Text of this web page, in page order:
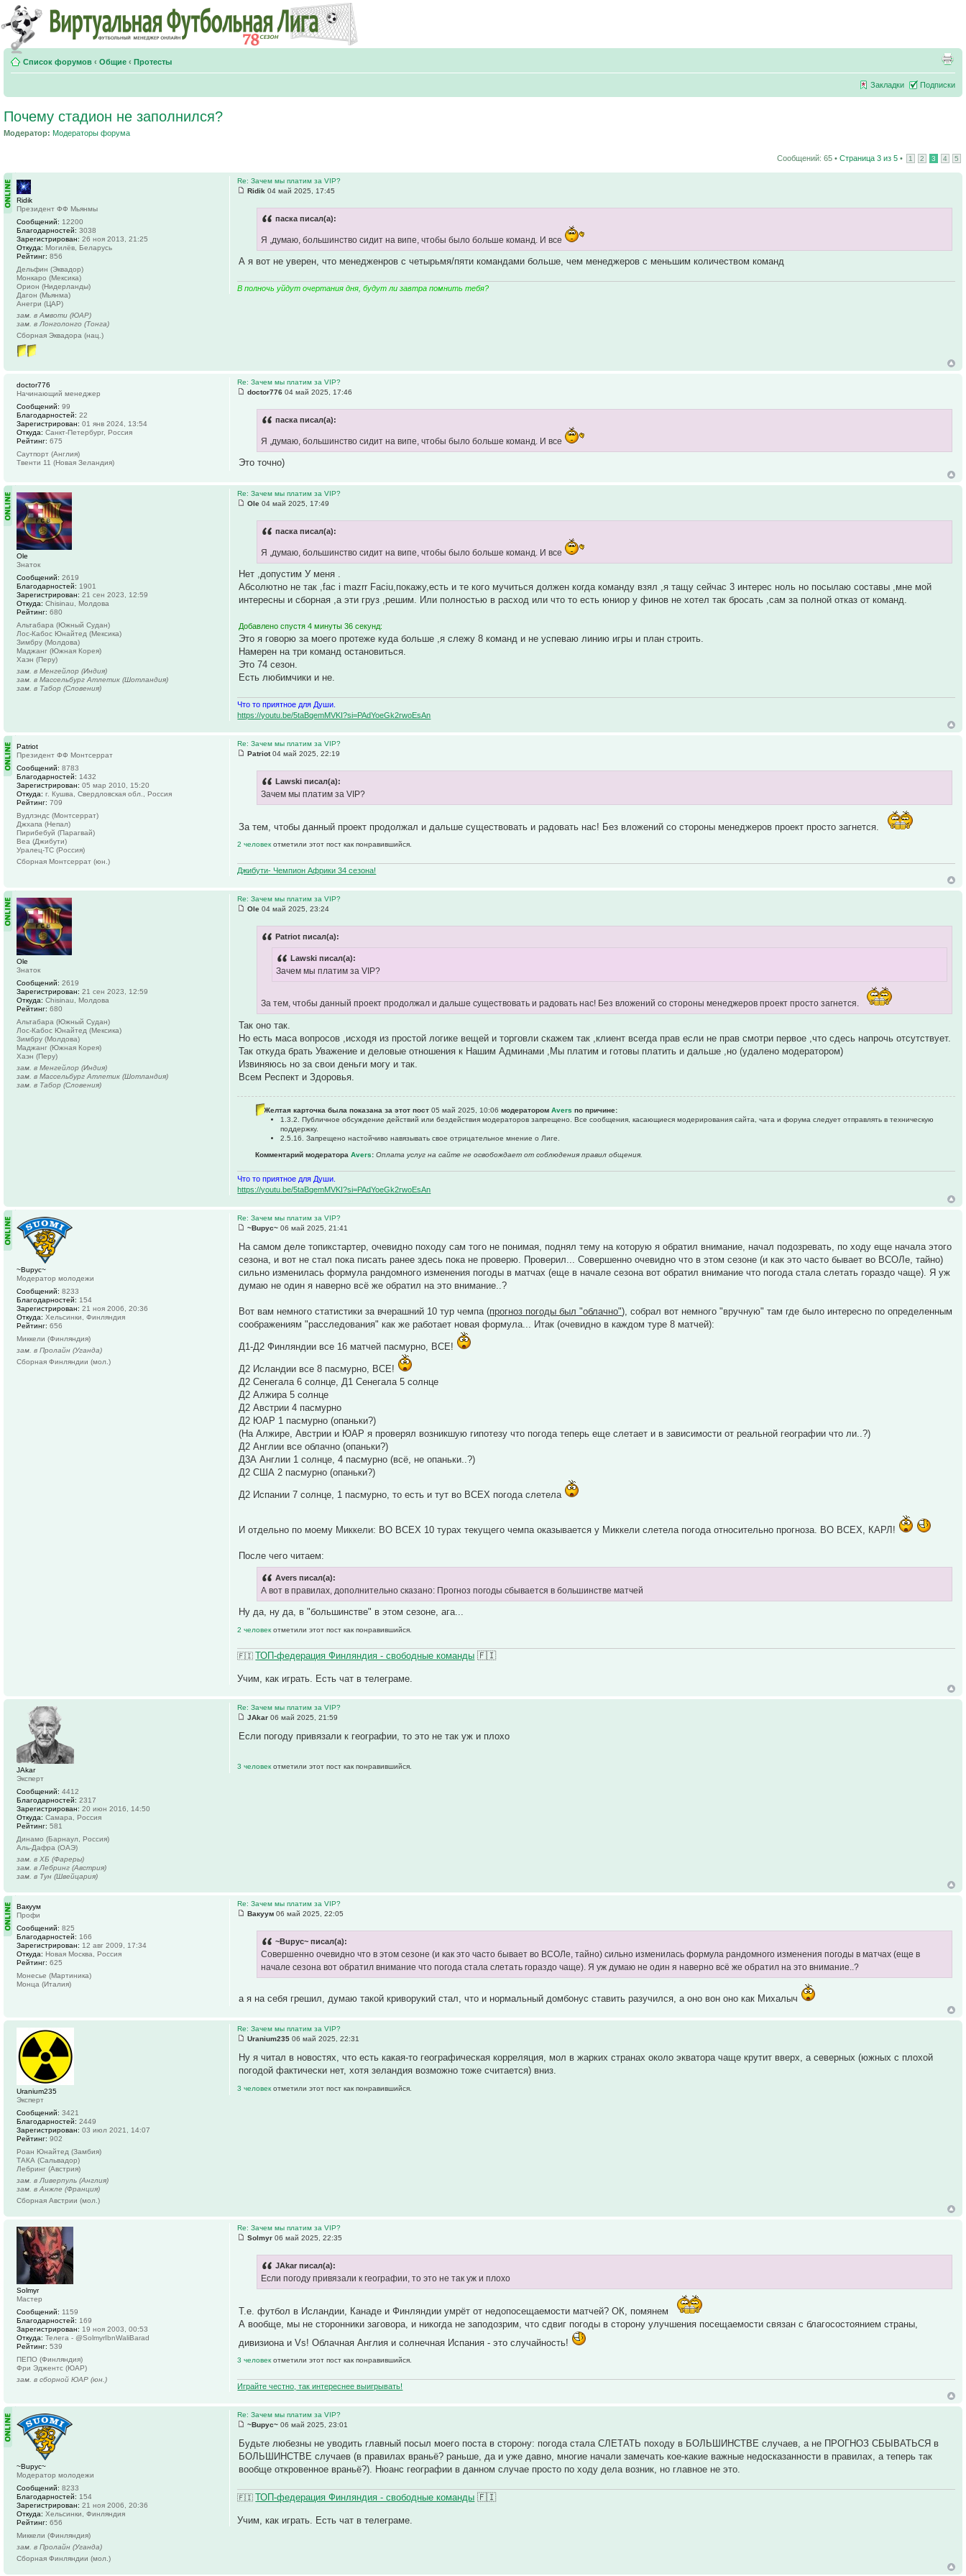
Список форумов ‹ Общие ‹ Протесты
Закладки Подписки
Почему стадион не заполнился?
Модератор: Модераторы форума
Сообщений: 65 • Страница 3 из 5 • 1 2 3 4 5
Re: Зачем мы платим за VIP?
Ridik 04 май 2025, 17:45
паска писал(а):
Я ,думаю, большинство сидит на випе, чтобы было больше команд. И все
А я вот не уверен, что менедженров с четырьмя/пяти командами больше, чем менеджеров с меньшим количеством команд
В полночь уйдут очертания дня, будут ли завтра помнить тебя?
Ridik
Президент ФФ Мьянмы
Сообщений: 12200
Благодарностей: 3038
Зарегистрирован: 26 ноя 2013, 21:25
Откуда: Могилёв, Беларусь
Рейтинг: 856
Дельфин (Эквадор)
Монкаро (Мексика)
Орион (Нидерланды)
Дагон (Мьянма)
Анегри (ЦАР)
зам. в Амвоти (ЮАР)
зам. в Лонголонго (Тонга)
Сборная Эквадора (нац.)
Re: Зачем мы платим за VIP?
doctor776 04 май 2025, 17:46
паска писал(а):
Я ,думаю, большинство сидит на випе, чтобы было больше команд. И все
Это точно)
doctor776
Начинающий менеджер
Сообщений: 99
Благодарностей: 22
Зарегистрирован: 01 янв 2024, 13:54
Откуда: Санкт-Петербург, Россия
Рейтинг: 675
Саутпорт (Англия)
Твенти 11 (Новая Зеландия)
Re: Зачем мы платим за VIP?
Ole 04 май 2025, 17:49
паска писал(а):
Я ,думаю, большинство сидит на випе, чтобы было больше команд. И все
Нет ,допустим У меня .
Абсолютно не так ,fac i mazrr Faciu,покажу,есть и те кого мучиться должен когда команду взял ,я тащу сейчас 3 интерес ноль но посылаю составы ,мне мой
интересны и сборная ,а эти груз ,решим. Или полностью в расход или что то есть юниор у финов не хотел так бросать ,сам за полной отказ от команд.
Добавлено спустя 4 минуты 36 секунд:
Это я говорю за моего протеже куда больше ,я слежу 8 команд и не успеваю линию игры и план строить.
Намерен на три команд остановиться.
Это 74 сезон.
Есть любимчики и не.
Что то приятное для Души.
https://youtu.be/5taBqemMVKI?si=PAdYoeGk2rwoEsAn
Ole
Знаток
Сообщений: 2619
Благодарностей: 1901
Зарегистрирован: 21 сен 2023, 12:59
Откуда: Chisinau, Молдова
Рейтинг: 680
Альтабара (Южный Судан)
Лос-Кабос Юнайтед (Мексика)
Зимбру (Молдова)
Маджанг (Южная Корея)
Хаэн (Перу)
зам. в Менгейлор (Индия)
зам. в Массельбург Атлетик (Шотландия)
зам. в Табор (Словения)
Re: Зачем мы платим за VIP?
Patriot04 май 2025, 22:19
Lawski писал(а):
Зачем мы платим за VIP?
За тем, чтобы данный проект продолжал и дальше существовать и радовать нас! Без вложений со стороны менеджеров проект просто загнется.
2 человекотметили этот пост как понравившийся.
Джибути- Чемпион Африки 34 сезона!
Patriot
Президент ФФ Монтсеррат
Сообщений: 8783
Благодарностей: 1432
Зарегистрирован: 05 мар 2010, 15:20
Откуда: г. Кушва, Свердловская обл., Россия
Рейтинг: 709
Вудлэндс (Монтсеррат)
Джхапа (Непал)
Пирибебуй (Парагвай)
Веа (Джибути)
Уралец-ТС (Россия)
Сборная Монтсеррат (юн.)
Re: Зачем мы платим за VIP?
Ole 04 май 2025, 23:24
Patriot писал(а):
Lawski писал(а):
Зачем мы платим за VIP?
За тем, чтобы данный проект продолжал и дальше существовать и радовать нас! Без вложений со стороны менеджеров проект просто загнется.
Так оно так.
Но есть маса вопросов ,исходя из простой логике вещей и торговли скажем так ,клиент всегда прав если не прав смотри первое ,что сдесь напрочь отсутствует.
Так откуда брать Уважение и деловые отношения к Нашим Админами ,Мы платим и готовы платить и дальше ,но (удалено модератором)
Извиняюсь но за свои деньги могу и так.
Всем Респект и Здоровья.
Желтая карточка была показана за этот пост05 май 2025, 10:06 модераторомAvers по причине:
1.3.2. Публичное обсуждение действий или бездействия модераторов запрещено. Все сообщения, касающиеся модерирования сайта, чата и форума следует отправлять в техническую
поддержку.
2.5.16. Запрещено настойчиво навязывать свое отрицательное мнение о Лиге.
Комментарий модератораAvers: Оплата услуг на сайте не освобождает от соблюдения правил общения.
Что то приятное для Души.
https://youtu.be/5taBqemMVKI?si=PAdYoeGk2rwoEsAn
Ole
Знаток
Сообщений: 2619
Зарегистрирован: 21 сен 2023, 12:59
Откуда: Chisinau, Молдова
Рейтинг: 680
Альтабара (Южный Судан)
Лос-Кабос Юнайтед (Мексика)
Зимбру (Молдова)
Маджанг (Южная Корея)
Хаэн (Перу)
зам. в Менгейлор (Индия)
зам. в Массельбург Атлетик (Шотландия)
зам. в Табор (Словения)
Re: Зачем мы платим за VIP?
~Bupyc~ 06 май 2025, 21:41
На самом деле топикстартер, очевидно походу сам того не понимая, поднял тему на которую я обратил внимание, начал подозревать, по ходу еще начала этого
сезона, и вот не стал пока писать ранее здесь пока не проверю. Проверил... Совершенно очевидно что в этом сезоне (и как это часто бывает во ВСОЛе, тайно)
сильно изменилась формула рандомного изменения погоды в матчах (еще в начале сезона вот обратил внимание что погода стала слетать гораздо чаще). Я уж
думаю не один я наверно всё же обратил на это внимание..?
Вот вам немного статистики за вчерашний 10 тур чемпа (прогноз погоды был "облачно"), собрал вот немного "вручную" там где было интересно по определенным
соображениям "расследования" как же работает новая формула... Итак (очевидно в каждом туре 8 матчей):
Д1-Д2 Финляндии все 16 матчей пасмурно, ВСЕ!
Д2 Исландии все 8 пасмурно, ВСЕ!
Д2 Сенегала 6 солнце, Д1 Сенегала 5 солнце
Д2 Алжира 5 солнце
Д2 Австрии 4 пасмурно
Д2 ЮАР 1 пасмурно (опаньки?)
(На Алжире, Австрии и ЮАР я проверял возникшую гипотезу что погода теперь еще слетает и в зависимости от реальной географии что ли..?)
Д2 Англии все облачно (опаньки?)
Д3А Англии 1 солнце, 4 пасмурно (всё, не опаньки..?)
Д2 США 2 пасмурно (опаньки?)
Д2 Испании 7 солнце, 1 пасмурно, то есть и тут во ВСЕХ погода слетела
И отдельно по моему Миккели: ВО ВСЕХ 10 турах текущего чемпа оказывается у Миккели слетела погода относительно прогноза. ВО ВСЕХ, КАРЛ!
После чего читаем:
Avers писал(а):
А вот в правилах, дополнительно сказано: Прогноз погоды сбывается в большинстве матчей
Ну да, ну да, в "большинстве" в этом сезоне, ага...
2 человекотметили этот пост как понравившийся.
🇫🇮 ТОП-федерация Финляндия - свободные команды 🇫🇮
Учим, как играть. Есть чат в телеграме.
~Bupyc~
Модератор молодежи
Сообщений: 8233
Благодарностей: 154
Зарегистрирован: 21 ноя 2006, 20:36
Откуда: Хельсинки, Финляндия
Рейтинг: 656
Миккели (Финляндия)
зам. в Пролайн (Уганда)
Сборная Финляндии (мол.)
Re: Зачем мы платим за VIP?
JAkar 06 май 2025, 21:59
Если погоду привязали к географии, то это не так уж и плохо
3 человекотметили этот пост как понравившийся.
JAkar
Эксперт
Сообщений: 4412
Благодарностей: 2317
Зарегистрирован: 20 июн 2016, 14:50
Откуда: Самара, Россия
Рейтинг: 581
Динамо (Барнаул, Россия)
Аль-Дафра (ОАЭ)
зам. в ХБ (Фареры)
зам. в Лебринг (Австрия)
зам. в Тун (Швейцария)
Re: Зачем мы платим за VIP?
Вакуум 06 май 2025, 22:05
~Bupyc~ писал(а):
Совершенно очевидно что в этом сезоне (и как это часто бывает во ВСОЛе, тайно) сильно изменилась формула рандомного изменения погоды в матчах (еще в
начале сезона вот обратил внимание что погода стала слетать гораздо чаще). Я уж думаю не один я наверно всё же обратил на это внимание..?
а я на себя грешил, думаю такой криворукий стал, что и нормальный домбонус ставить разучился, а оно вон оно как Михалыч
Вакуум
Профи
Сообщений: 825
Благодарностей: 166
Зарегистрирован: 12 авг 2009, 17:34
Откуда: Новая Москва, Россия
Рейтинг: 625
Монесье (Мартиника)
Монца (Италия)
Re: Зачем мы платим за VIP?
Uranium235 06 май 2025, 22:31
Ну я читал в новостях, что есть какая-то географическая корреляция, мол в жарких странах около экватора чаще крутит вверх, а северных (южных с плохой
погодой фактически нет, хотя зеландия возможно тоже считается) вниз.
3 человекотметили этот пост как понравившийся.
Uranium235
Эксперт
Сообщений: 3421
Благодарностей: 2449
Зарегистрирован: 03 июл 2021, 14:07
Рейтинг: 902
Роан Юнайтед (Замбия)
ТАКА (Сальвадор)
Лебринг (Австрия)
зам. в Ливерпуль (Англия)
зам. в Анжле (Франция)
Сборная Австрии (мол.)
Re: Зачем мы платим за VIP?
Solmyr 06 май 2025, 22:35
JAkar писал(а):
Если погоду привязали к географии, то это не так уж и плохо
Т.е. футбол в Исландии, Канаде и Финляндии умрёт от недопосещаемости матчей? ОК, помянем
А вообще, мы не сторонники заговора, и никогда не заподозрим, что сдвиг погоды в сторону улучшения посещаемости связан с благосостоянием страны,
дивизиона и Vs! Облачная Англия и солнечная Испания - это случайность!
3 человекотметили этот пост как понравившийся.
Играйте честно, так интереснее выигрывать!
Solmyr
Мастер
Сообщений: 1159
Благодарностей: 169
Зарегистрирован: 19 ноя 2003, 00:53
Откуда: Телега - @SolmyrIbnWaliBarad
Рейтинг: 539
ПЕПО (Финляндия)
Фри Эджентс (ЮАР)
зам. в сборной ЮАР (юн.)
Re: Зачем мы платим за VIP?
~Bupyc~ 06 май 2025, 23:01
Будьте любезны не уводить главный посыл моего поста в сторону: погода стала СЛЕТАТЬ походу в БОЛЬШИНСТВЕ случаев, а не ПРОГНОЗ СБЫВАТЬСЯ в
БОЛЬШИНСТВЕ случаев (в правилах враньё? раньше, да и уже давно, многие начали замечать кое-какие важные недосказанности в правилах, а теперь так
вообще откровенное враньё?). Нюанс географии в данном случае просто по ходу дела возник, но главное не это.
🇫🇮 ТОП-федерация Финляндия - свободные команды 🇫🇮
Учим, как играть. Есть чат в телеграме.
~Bupyc~
Модератор молодежи
Сообщений: 8233
Благодарностей: 154
Зарегистрирован: 21 ноя 2006, 20:36
Откуда: Хельсинки, Финляндия
Рейтинг: 656
Миккели (Финляндия)
зам. в Пролайн (Уганда)
Сборная Финляндии (мол.)